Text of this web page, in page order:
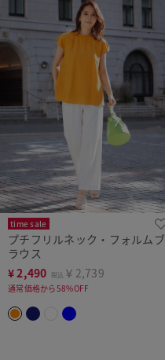
time sale
プチフリルネック・フォルムブ
ラウス
¥2,490 税込 ￥2,739
通常価格から58%OFF